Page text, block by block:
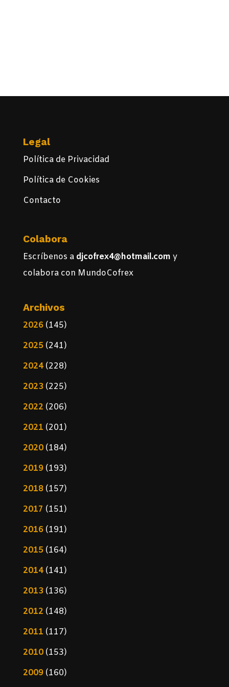
Legal
Política de Privacidad
Política de Cookies
Contacto
Colabora
Escríbenos a djcofrex4@hotmail.com y
colabora con MundoCofrex
Archivos
2026(145)
2025(241)
2024(228)
2023(225)
2022 (206)
2021 (201)
2020(184)
2019(193)
2018(157)
2017 (151)
2016(191)
2015(164)
2014(141)
2013(136)
2012 (148)
2011 (117)
2010(153)
2009(160)